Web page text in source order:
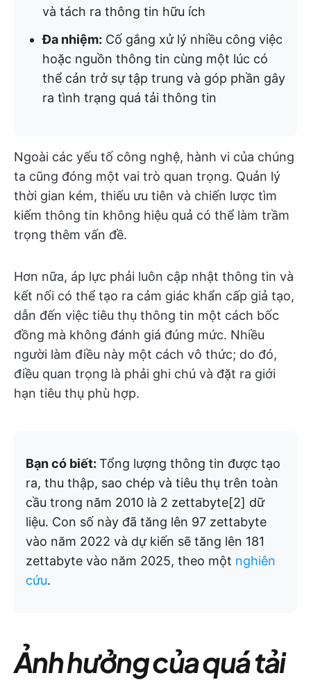
và tách ra thông tin hữu ích
Đa nhiệm: Cố gắng xử lý nhiều công việc
hoặc nguồn thông tin cùng một lúc có
thể cản trở sự tập trung và góp phần gây
ra tình trạng quá tải thông tin
Ngoài các yếu tố công nghệ, hành vi của chúng
ta cũng đóng một vai trò quan trọng. Quản lý
thời gian kém, thiếu ưu tiên và chiến lược tìm
kiếm thông tin không hiệu quả có thể làm trầm
trọng thêm vấn đề.
Hơn nữa, áp lực phải luôn cập nhật thông tin và
kết nối có thể tạo ra cảm giác khẩn cấp giả tạo,
dẫn đến việc tiêu thụ thông tin một cách bốc
đồng mà không đánh giá đúng mức. Nhiều
người làm điều này một cách vô thức; do đó,
điều quan trọng là phải ghi chú và đặt ra giới
hạn tiêu thụ phù hợp.
Bạn có biết: Tổng lượng thông tin được tạo
ra, thu thập, sao chép và tiêu thụ trên toàn
cầu trong năm 2010 là 2 zettabyte[2] dữ
liệu. Con số này đã tăng lên 97 zettabyte
vào năm 2022 và dự kiến sẽ tăng lên 181
zettabyte vào năm 2025, theo một nghiên
cứu.
Ảnh hưởng của quá tải